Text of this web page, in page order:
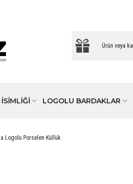
LOGOLU BARDAKLAR
Logolu Porselen Küllük